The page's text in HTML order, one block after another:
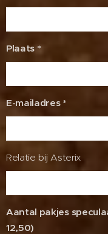
Plaats *
E-mailadres *
Relatie bij Asterix
Aantal pakjes
12,50)